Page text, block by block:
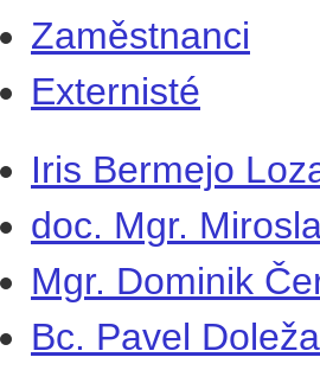
Zaměstnanci
Externisté
Iris Bermejo
doc. Mgr.
Mgr. Dominik
Bc. Pavel